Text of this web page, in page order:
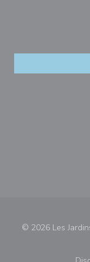
© 2026 Les